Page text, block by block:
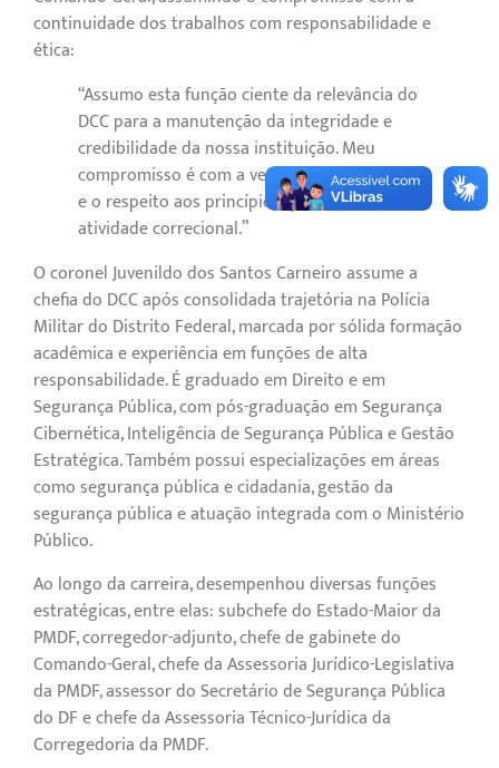
continuidade dos trabalhos com responsabilidade e
ética:
“Assumo esta função ciente da relevância do
DCC para a manutenção da integridade e
credibilidade da nossa instituição. Meu
compromisso é com a verdade, a legalidade
e o respeito aos princípios que norteiam a
atividade correcional.”
O coronel Juvenildo dos Santos Carneiro assume a
chefia do DCC após consolidada trajetória na Polícia
Militar do Distrito Federal, marcada por sólida formação
acadêmica e experiência em funções de alta
responsabilidade. É graduado em Direito e em
Segurança Pública, com pós-graduação em Segurança
Cibernética, Inteligência de Segurança Pública e Gestão
Estratégica. Também possui especializações em áreas
como segurança pública e cidadania, gestão da
segurança pública e atuação integrada com o Ministério
Público.
Ao longo da carreira, desempenhou diversas funções
estratégicas, entre elas: subchefe do Estado-Maior da
PMDF, corregedor-adjunto, chefe de gabinete do
Comando-Geral, chefe da Assessoria Jurídico-Legislativa
da PMDF, assessor do Secretário de Segurança Pública
do DF e chefe da Assessoria Técnico-Jurídica da
Corregedoria da PMDF.